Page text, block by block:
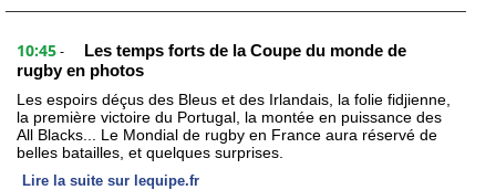
10:45 -
Les temps forts de la Coupe du monde de
rugby en photos
Les espoirs déçus des Bleus et des Irlandais, la folie fidjienne,
la première victoire du Portugal, la montée en puissance des
All Blacks... Le Mondial de rugby en France aura réservé de
belles batailles, et quelques surprises.
Lire la suite sur lequipe.fr